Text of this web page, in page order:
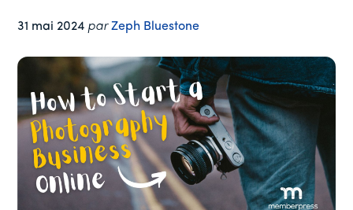
31 mai 2024 parZeph Bluestone